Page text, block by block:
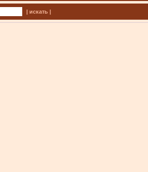
| искать |